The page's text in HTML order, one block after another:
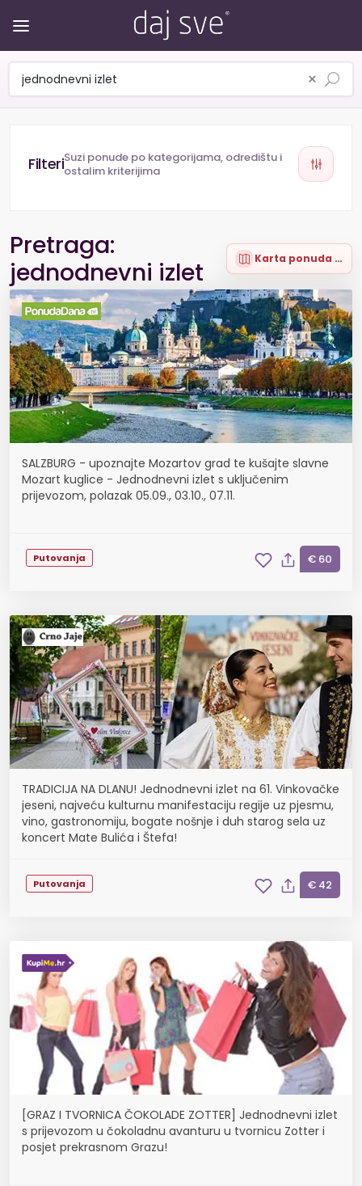
×
Suzi ponude po kategorijama, odredištu i
ostalim kriterijima
Pretraga:
jednodnevni izlet
Karta ponuda (17)
SALZBURG - upoznajte Mozartov grad te kušajte slavne
Mozart kuglice - Jednodnevni izlet s uključenim
prijevozom, polazak 05.09., 03.10., 07.11.
Putovanja € 60
TRADICIJA NA DLANU! Jednodnevni izlet na 61. Vinkovačke
jeseni, najveću kulturnu manifestaciju regije uz pjesmu,
vino, gastronomiju, bogate nošnje i duh starog sela uz
koncert Mate Bulića i Štefa!
Putovanja € 42
[GRAZ I TVORNICA ČOKOLADE ZOTTER] Jednodnevni izlet
s prijevozom u čokoladnu avanturu u tvornicu Zotter i
posjet prekrasnom Grazu!